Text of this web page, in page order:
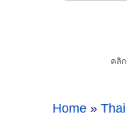
คลิ
Home »